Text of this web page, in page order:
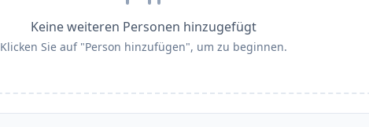
Keine weiteren Personen hinzugefügt
Klicken Sie auf "Person hinzufügen", um zu beginnen.